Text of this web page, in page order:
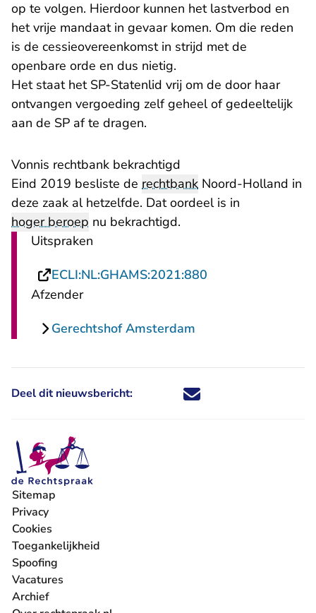
op te volgen. Hierdoor kunnen het lastverbod en
het vrije mandaat in gevaar komen. Om die reden
is de cessieovereenkomst in strijd met de
openbare orde en dus nietig.
Het staat het SP-Statenlid vrij om de door haar
ontvangen vergoeding zelf geheel of gedeeltelijk
aan de SP af te dragen.
Vonnis rechtbank bekrachtigd
Eind 2019 besliste de rechtbank Noord-Holland in
deze zaak al hetzelfde. Dat oordeel is in
hoger beroep nu bekrachtigd.
Uitspraken
ECLI:NL:GHAMS:2021:880
Afzender
Gerechtshof Amsterdam
Deel dit nieuwsbericht: Deel dit nieuwsbericht via X -
Deel dit nieuwsbericht via
Deel dit nieuwsbericht
Deel dit
Sitemap
Privacy
Cookies
Toegankelijkheid
Spoofing
Vacatures
- U verlaat Rechtspraak.nl
Archief